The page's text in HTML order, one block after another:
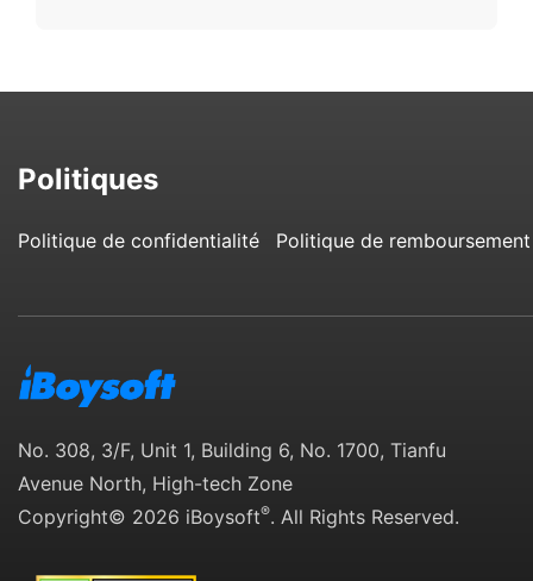
Politiques
Politique de confidentialité Politique de remboursement
No. 308, 3/F, Unit 1, Building 6, No. 1700, Tianfu
Avenue North, High-tech Zone
Copyright© 2026 iBoysoft®. All Rights Reserved.